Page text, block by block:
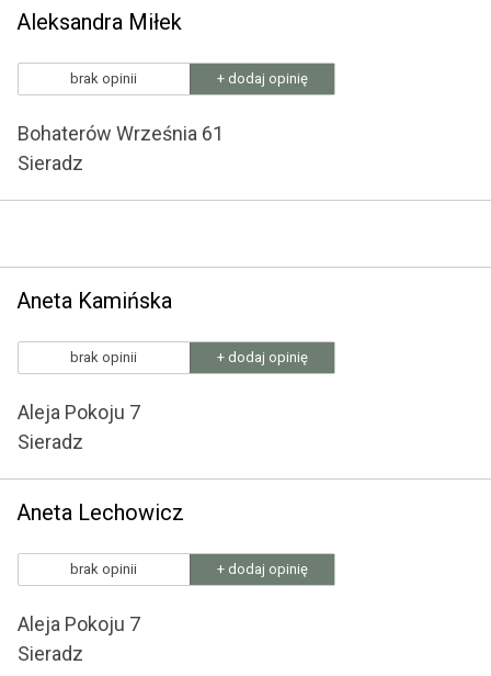
Aleksandra Miłek
brak opinii + dodaj opinię
Bohaterów Września 61
Sieradz
Aneta Kamińska
brak opinii + dodaj opinię
Aleja Pokoju 7
Sieradz
Aneta Lechowicz
brak opinii + dodaj opinię
Aleja Pokoju 7
Sieradz